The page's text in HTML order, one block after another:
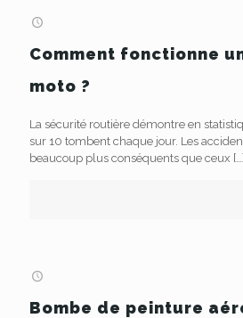
Comment fonctionne
moto ?
La sécurité routière démontre en
sur 10 tombent chaque jour. Les
beaucoup plus conséquents que ceux […]
Bombe de peinture